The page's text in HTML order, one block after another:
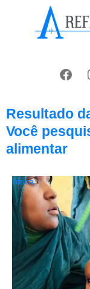
Resultado
Você
alimentar
África